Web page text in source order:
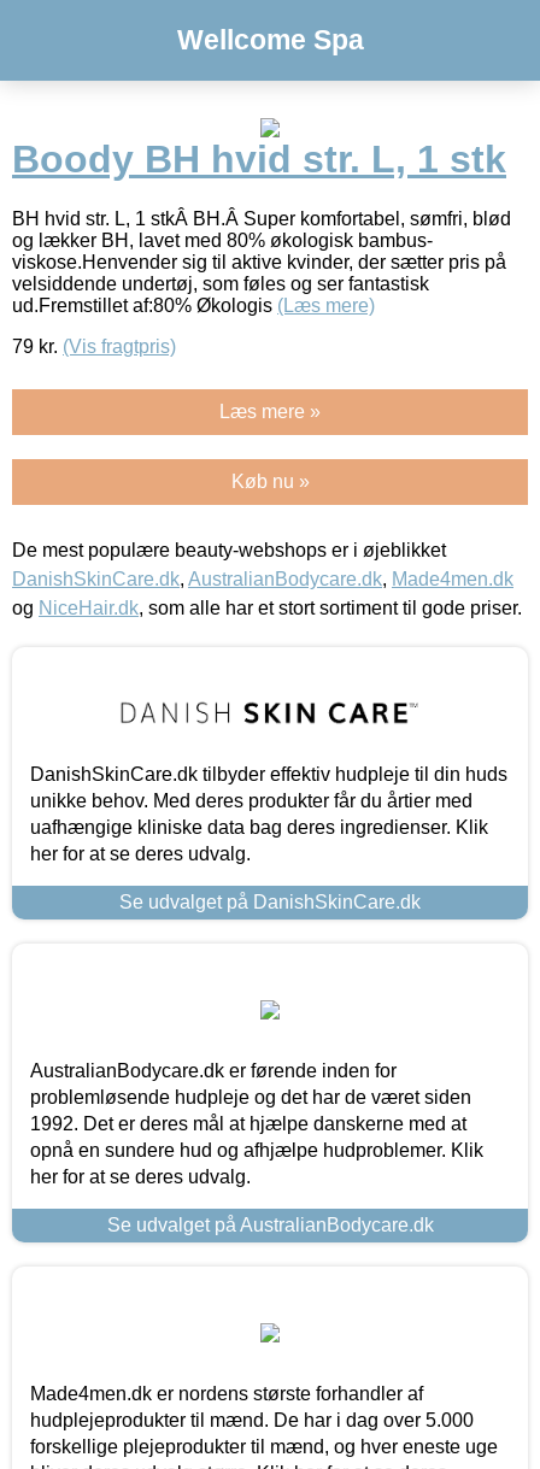
Wellcome Spa
Boody BH hvid str. L, 1 stk
BH hvid str. L, 1 stkÂ BH.Â Super komfortabel, sømfri, blød
og lækker BH, lavet med 80% økologisk bambus-
viskose.Henvender sig til aktive kvinder, der sætter pris på
velsiddende undertøj, som føles og ser fantastisk
ud.Fremstillet af:80% Økologis (Læs mere)
79 kr. (Vis fragtpris)
Læs mere »
Køb nu »
De mest populære beauty-webshops er i øjeblikket
DanishSkinCare.dk, AustralianBodycare.dk, Made4men.dk
og NiceHair.dk, som alle har et stort sortiment til gode priser.
DanishSkinCare.dk tilbyder effektiv hudpleje til din huds
unikke behov. Med deres produkter får du årtier med
uafhængige kliniske data bag deres ingredienser. Klik
her for at se deres udvalg.
Se udvalget på DanishSkinCare.dk
AustralianBodycare.dk er førende inden for
problemløsende hudpleje og det har de været siden
1992. Det er deres mål at hjælpe danskerne med at
opnå en sundere hud og afhjælpe hudproblemer. Klik
her for at se deres udvalg.
Se udvalget på AustralianBodycare.dk
Made4men.dk er nordens største forhandler af
hudplejeprodukter til mænd. De har i dag over 5.000
forskellige plejeprodukter til mænd, og hver eneste uge